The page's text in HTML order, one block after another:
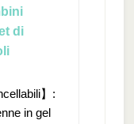
di
】:
in gel